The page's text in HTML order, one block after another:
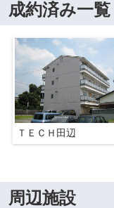
成約済み一覧
ＴＥＣＨ田辺
周辺施設